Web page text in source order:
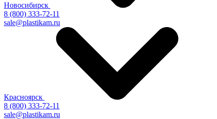
Новосибирск
8 (800) 333-72-11
sale@plastikam.ru
Красноярск
8 (800) 333-72-11
sale@plastikam.ru